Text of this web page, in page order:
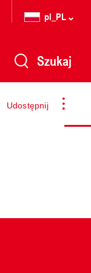
pl_PL
Szukaj
Udostępnij